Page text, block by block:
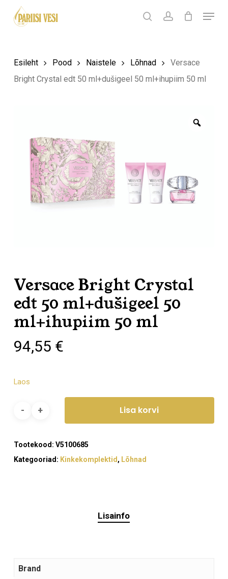
Products
search
searchaccount
Menu
Ostukorv
Esileht Pood Naistele Lõhnad
Versace
Bright Crystal edt 50 ml+dušigeel 50 ml+ihupiim 50 ml
Versace Bright Crystal
edt 50 ml+dušigeel 50
ml+ihupiim 50 ml
94,55 €
Laos
Lisa korvi
Tootekood: V5100685
Kategooriad: Kinkekomplektid , Lõhnad
Lisainfo
Brand